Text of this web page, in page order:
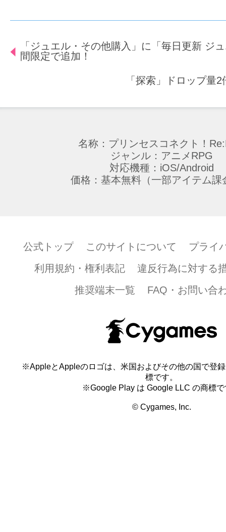
「ジュエル・その他購入」に「毎日更新 ジ
間限定で追加！
「探索」ドロップ量
名称：プリンセスコネクト！
ジャンル：アニメRPG
対応機種：iOS/Android
価格：基本無料（一部アイテム課
公式トップ このサイトについて
プライ
利用規約・権利表記
違反行為に対する
推奨端末一覧
FAQ・お問い合
※AppleとAppleのロゴは、米国およびその他の国で登
標です。
※Google Play は Google LLC の商標で
© Cygames, Inc.